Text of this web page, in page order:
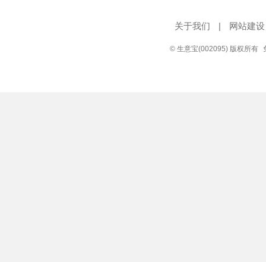
关于我们 | 网站建设
© 生意宝(002095) 版权所有